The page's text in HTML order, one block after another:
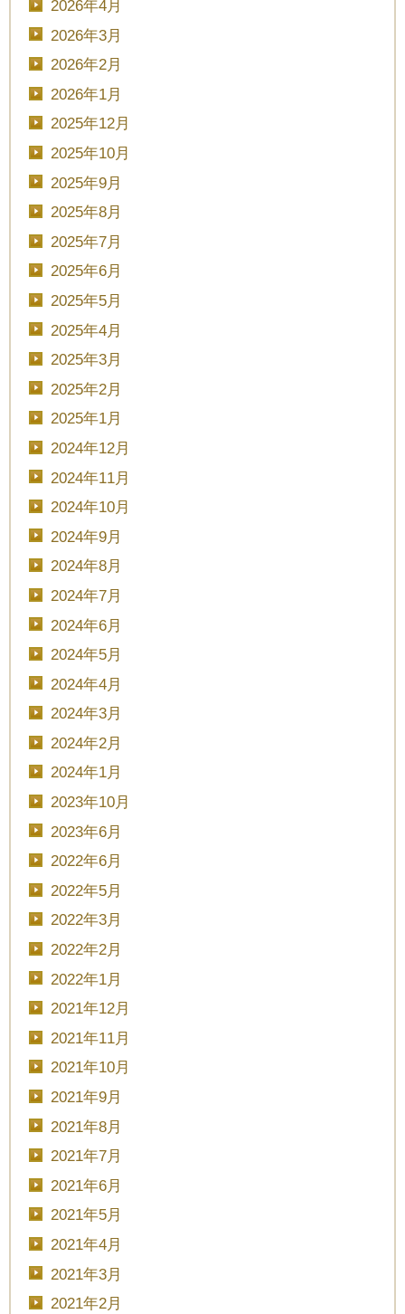
2026年4月
2026年3月
2026年2月
2026年1月
2025年12月
2025年10月
2025年9月
2025年8月
2025年7月
2025年6月
2025年5月
2025年4月
2025年3月
2025年2月
2025年1月
2024年12月
2024年11月
2024年10月
2024年9月
2024年8月
2024年7月
2024年6月
2024年5月
2024年4月
2024年3月
2024年2月
2024年1月
2023年10月
2023年6月
2022年6月
2022年5月
2022年3月
2022年2月
2022年1月
2021年12月
2021年11月
2021年10月
2021年9月
2021年8月
2021年7月
2021年6月
2021年5月
2021年4月
2021年3月
2021年2月
時間を選択してください
ブライダルフェア